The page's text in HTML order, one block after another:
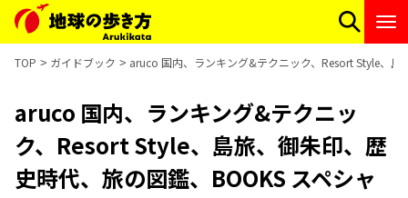
TOP ガイドブック aruco 国内、ランキング&テクニック、Resort Style、
aruco 国内、ランキング&テクニッ
ク、Resort Style、島旅、御朱印、歴
史時代、旅の図鑑、BOOKS スペシャ